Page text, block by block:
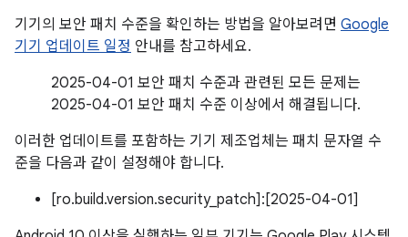
기기의 보안 패치 수준을 확인하는 방법을 알아보려면 Google
기기 업데이트 일정 안내를 참고하세요.
2025-04-01 보안 패치 수준과 관련된 모든 문제는
2025-04-01 보안 패치 수준 이상에서 해결됩니다.
이러한 업데이트를 포함하는 기기 제조업체는 패치 문자열 수
준을 다음과 같이 설정해야 합니다.
[ro.build.version.security_patch]:[2025-04-01]